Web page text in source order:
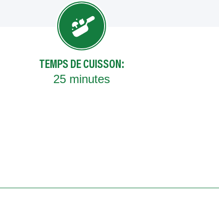
TEMPS DE CUISSON:
25 minutes